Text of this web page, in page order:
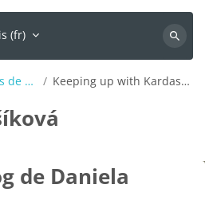
‎(fr)‎
Articles de blog Keeping up with Kardashians
de Daniela